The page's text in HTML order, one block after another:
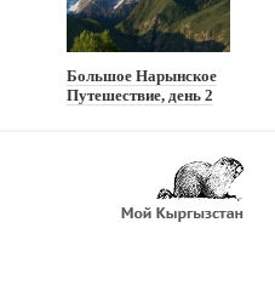
Большое Нарынское
Путешествие, день 2